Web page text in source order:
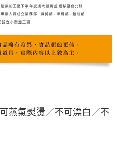
蒸氣熨燙／不可漂白／不